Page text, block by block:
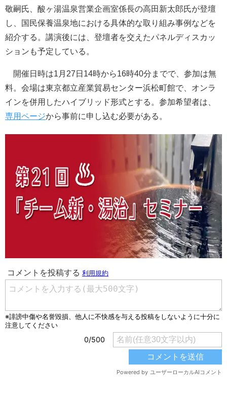
敬嗣氏、酸ヶ湯温泉営業企画室係長の高田新太郎氏が登壇
し、国民保養温泉地における具体的な取り組み事例などを
紹介する。講演後には、登壇者を交えたパネルディスカッ
ションも予定している。
開催日時は1月27日14時から16時40分までで、参加は無
料。会場は東京都立産業貿易センター浜松町館で、オンラ
インを併用したハイブリッド形式とする。参加希望者は、
専用ページから事前に申し込む必要がある。